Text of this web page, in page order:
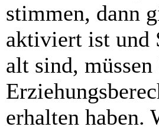
stimmen, dann
aktiviert ist und
alt sind,
erhalten haben.